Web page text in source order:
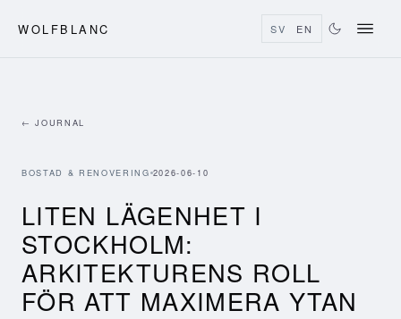
WOLFBLANC SV EN
← JOURNAL
BOSTAD & RENOVERING 2026-06-10
LITEN LÄGENHET I
STOCKHOLM:
ARKITEKTURENS ROLL
FÖR ATT MAXIMERA YTAN